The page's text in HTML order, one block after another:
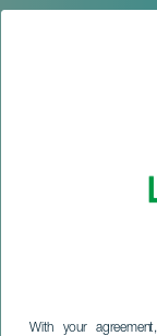
With your